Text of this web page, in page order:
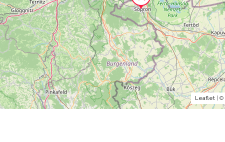
Leaflet| ©